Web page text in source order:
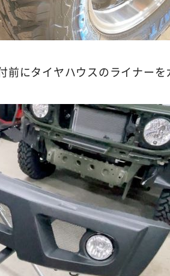
前にタイヤハウスのライナーを